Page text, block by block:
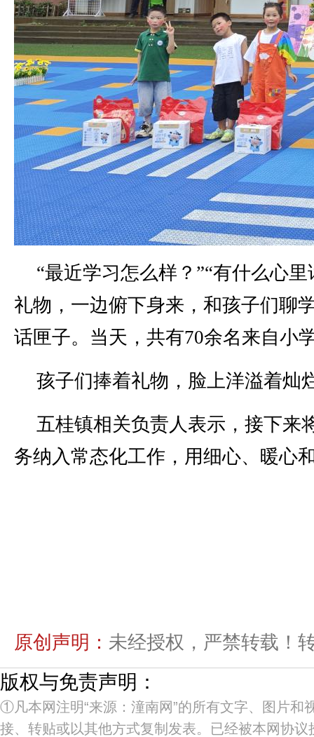
“最近学习怎么样？”“有什么心
礼物，一边俯下身来，和孩子们聊
话匣子。当天，共有70余名来自小
孩子们捧着礼物，脸上洋溢着灿
五桂镇相关负责人表示，接下来
务纳入常态化工作，用细心、暖心
原创声明： 未经授权，严禁转载！
版权与免责声明：
①凡本网注明“来源：潼南网”的所有文字、图片和
接、转贴或以其他方式复制发表。已经被本网协